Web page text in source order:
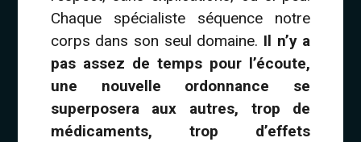
Chaque spécialiste séquence notre
corps dans son seul domaine. Il n’y a
pas assez de temps pour l’écoute,
une nouvelle ordonnance se
superposera aux autres, trop de
médicaments, trop d’effets